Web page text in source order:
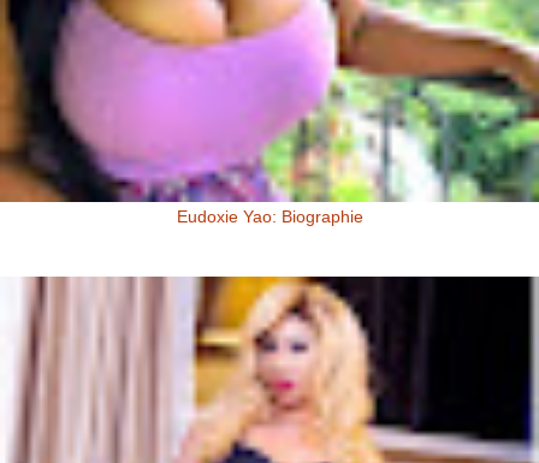
Eudoxie Yao: Biographie